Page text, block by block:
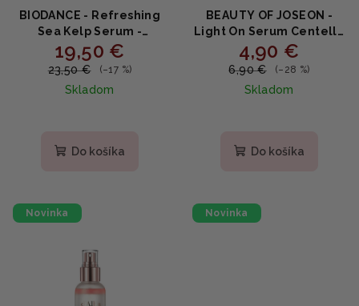
BIODANCE - Refreshing
Sea Kelp Serum -
Upokojujúce sérum s
fermentovaným
morským kelpom a
niacínamidom 30ml
19,50 €
23,50 € (–17 %)
Skladom
Do košíka
BEAUTY OF JOSEON -
Light On Serum Centella
+ Vita C MINI -
Rozjasňujúce sérum s
centellou a vitamínom C
10ml
4,90 €
6,90 € (–28 %)
Skladom
Do košíka
Novinka Novinka